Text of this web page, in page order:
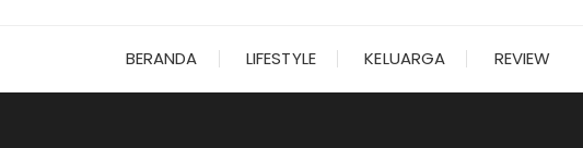
BERANDA LIFESTYLE KELUARGA REVIEW